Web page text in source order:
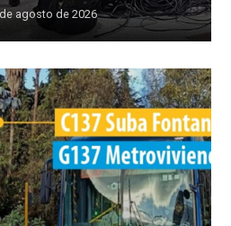
agosto de 2026